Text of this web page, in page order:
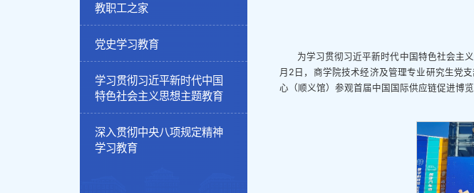
教职工之家
党史学习教育
学习贯彻习近平新时代中国
特色社会主义思想主题教育
深入贯彻中央八项规定精神
学习教育
为学习贯彻习近平新时代中国特色社会主
月2日，商学院技术经济及管理专业研究生党
心（顺义馆）参观首届中国国际供应链促进博览